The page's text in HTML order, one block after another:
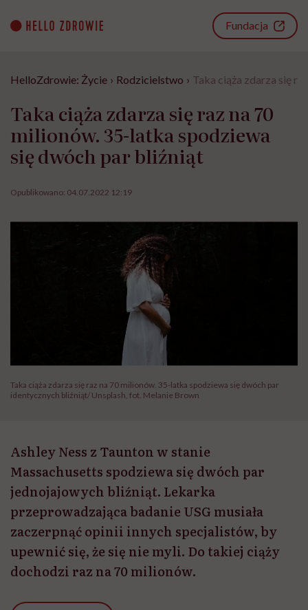
content
Fundacja
HelloZdrowie: Życie › Rodzicielstwo › Taka ciąża zdarza się
Taka ciąża zdarza się raz na 70
milionów. 35-latka spodziewa
się dwóch par bliźniąt
Opublikowano: 04.07.2022 12:19
Taka ciąża zdarza się raz na 70 milionów. 35-latka spodziewa się dwóch par
identycznych bliźniąt/ Unsplash, fot. Melanie Brown
Ashley Ness z Taunton w stanie
Massachusetts spodziewa się dwóch par
jednojajowych bliźniąt. Lekarka
przeprowadzająca badanie USG musiała
zaczerpnąć opinii innych specjalistów, by
upewnić się, że się nie myli. Do takiej ciąży
dochodzi raz na 70 milionów.